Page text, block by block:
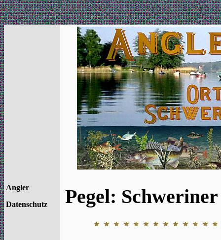
Angler
Datenschutz
Pegel: